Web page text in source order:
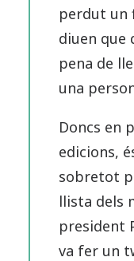
perdut un
diuen que
pena de
una
Doncs en
edicions,
sobretot
llista dels
president
va fer un